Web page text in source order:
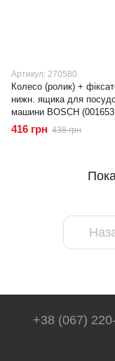
Артикул: 270580
Колесо (ролик) +
нижн. ящика для
машини BOSCH
416 грн 438 грн
+38 (067)